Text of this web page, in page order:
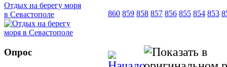
860 859 858 857 856 855 854 853
Отдых на берегу моря
в Севастополе
Опрос